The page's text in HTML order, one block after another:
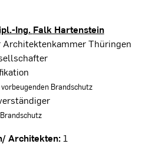
Ing. Falk Hartenstein
Thüringen
Brandschutz
Architekten:1